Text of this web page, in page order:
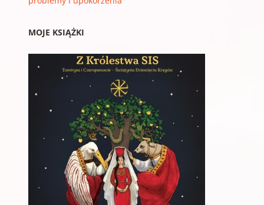
MOJE KSIĄŻKI